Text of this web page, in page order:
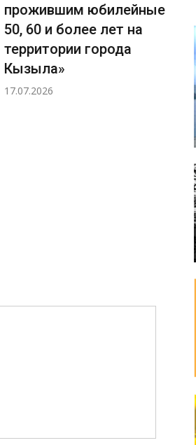
прожившим юбилейные
50, 60 и более лет на
территории города
Кызыла»
17.07.2026